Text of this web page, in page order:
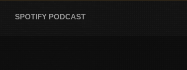
SPOTIFY PODCAST